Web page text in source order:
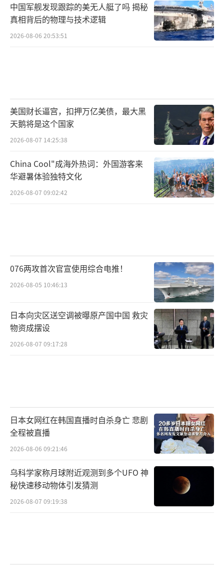
中国军舰发现跟踪的美无人艇了吗 揭秘
真相背后的物理与技术逻辑
2026-08-06 20:53:51
美国财长逼宫，扣押万亿美债，最大黑
天鹅将是这个国家
2026-08-07 14:25:38
China Cool"成海外热词：外国游客来
华避暑体验独特文化
2026-08-07 09:02:42
076两攻首次官宣使用综合电推！
2026-08-05 10:46:13
日本向灾区送空调被曝原产国中国 救灾
物资成摆设
2026-08-07 09:17:28
日本女网红在韩国直播时自杀身亡 悲剧
全程被直播
2026-08-06 09:21:46
乌科学家称月球附近观测到多个UFO 神
秘快速移动物体引发猜测
2026-08-07 09:19:38